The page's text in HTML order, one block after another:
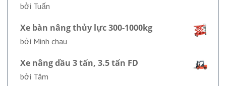
Được xếp
hạng55
bởi Tuấn
Xe bàn nâng thủy lực 300-1000kg
bởi Minh chau
Xe nâng dầu 3 tấn, 3.5 tấn FD
bởi Tâm